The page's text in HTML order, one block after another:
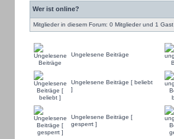
Wer ist online?
Mitglieder in diesem Forum: 0 Mitglieder und 1 Gast
Ungelesene Beiträge
Ungelesene Beiträge [ beliebt
]
Ungelesene Beiträge [
gesperrt ]